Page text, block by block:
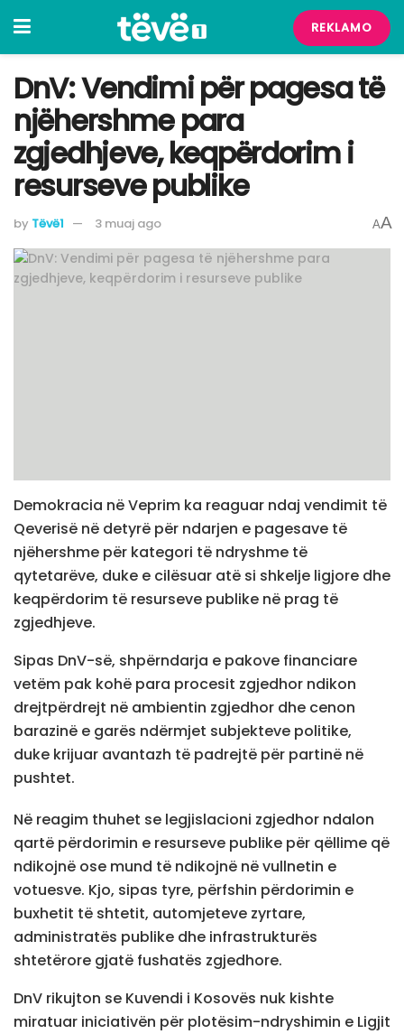
REKLAMO
DnV: Vendimi për pagesa të
njëhershme para
zgjedhjeve, keqpërdorim i
resurseve publike
by Tëvë1 3 muaj ago AA
Demokracia në Veprim ka reaguar ndaj vendimit të
Qeverisë në detyrë për ndarjen e pagesave të
njëhershme për kategori të ndryshme të
qytetarëve, duke e cilësuar atë si shkelje ligjore dhe
keqpërdorim të resurseve publike në prag të
zgjedhjeve.
Sipas DnV-së, shpërndarja e pakove financiare
vetëm pak kohë para procesit zgjedhor ndikon
drejtpërdrejt në ambientin zgjedhor dhe cenon
barazinë e garës ndërmjet subjekteve politike,
duke krijuar avantazh të padrejtë për partinë në
pushtet.
Në reagim thuhet se legjislacioni zgjedhor ndalon
qartë përdorimin e resurseve publike për qëllime që
ndikojnë ose mund të ndikojnë në vullnetin e
votuesve. Kjo, sipas tyre, përfshin përdorimin e
buxhetit të shtetit, automjeteve zyrtare,
administratës publike dhe infrastrukturës
shtetërore gjatë fushatës zgjedhore.
DnV rikujton se Kuvendi i Kosovës nuk kishte
miratuar iniciativën për plotësim-ndryshimin e Ligjit